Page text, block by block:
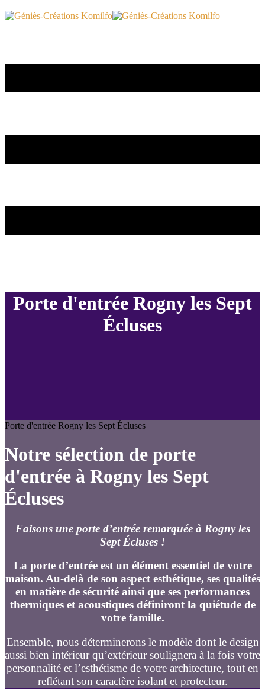
Porte d'entrée Rogny les Sept
Écluses
Porte d'entrée Rogny les Sept Écluses
Notre sélection de porte
d'entrée à Rogny les Sept
Écluses
Faisons une porte d’entrée remarquée à Rogny les
Sept Écluses !
La porte d’entrée est un élément essentiel de votre
maison. Au-delà de son aspect esthétique, ses qualités
en matière de sécurité ainsi que ses performances
thermiques et acoustiques définiront la quiétude de
votre famille.
Ensemble, nous déterminerons le modèle dont le design
aussi bien intérieur qu’extérieur soulignera à la fois votre
personnalité et l’esthétisme de votre architecture, tout en
reflétant son caractère isolant et protecteur.